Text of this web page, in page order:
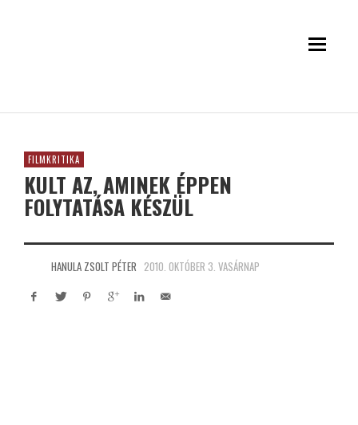
FILMKRITIKA
KULT AZ, AMINEK ÉPPEN
FOLYTATÁSA KÉSZÜL
HANULA ZSOLT PÉTER 2010. OKTÓBER 3. VASÁRNAP